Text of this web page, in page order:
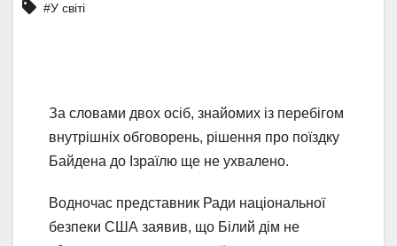
#У світі
За словами двох осіб, знайомих із перебігом
внутрішніх обговорень, рішення про поїздку
Байдена до Ізраїлю ще не ухвалено.
Водночас представник Ради національної
безпеки США заявив, що Білий дім не